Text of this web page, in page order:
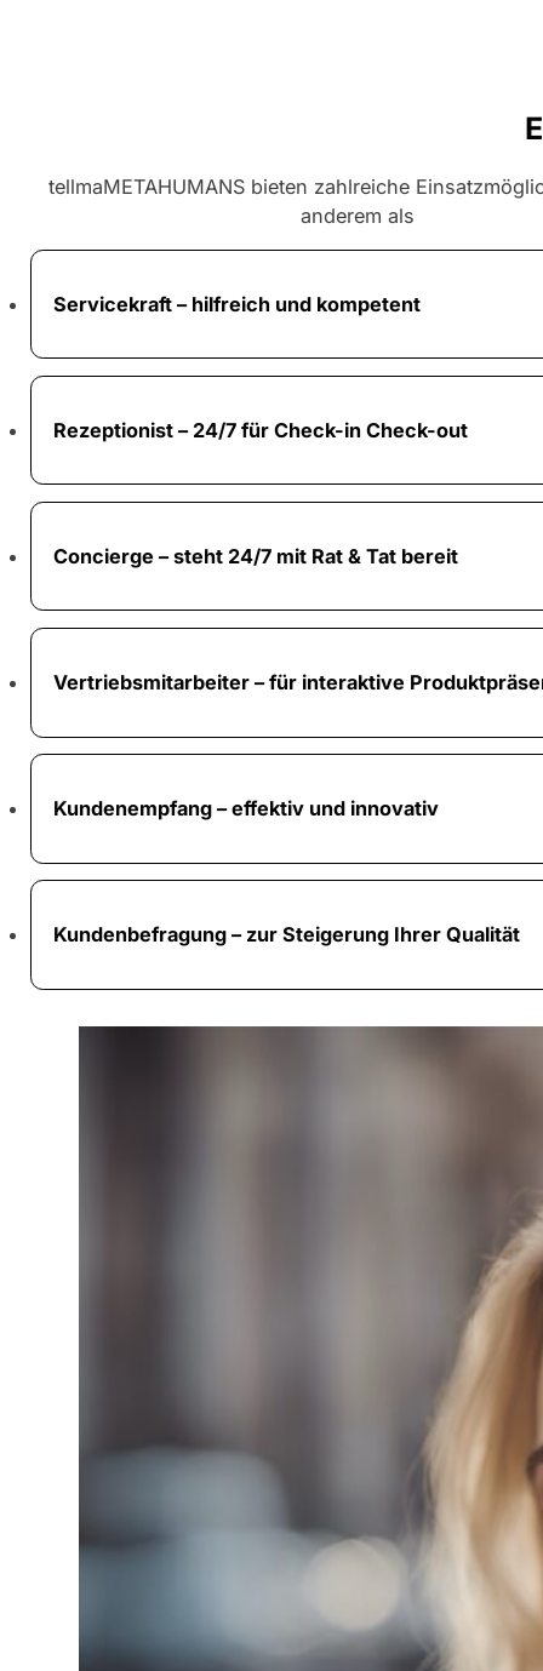
tellmaMETAHUMANS bieten zahlreiche
anderem als
Servicekraft – hilfreich und kompetent
Rezeptionist – 24/7 für Check-in Check-out
Concierge – steht 24/7 mit Rat & Tat bereit
Vertriebsmitarbeiter – für interaktive
Kundenempfang – effektiv und innovativ
Kundenbefragung – zur Steigerung Ihrer Qualität